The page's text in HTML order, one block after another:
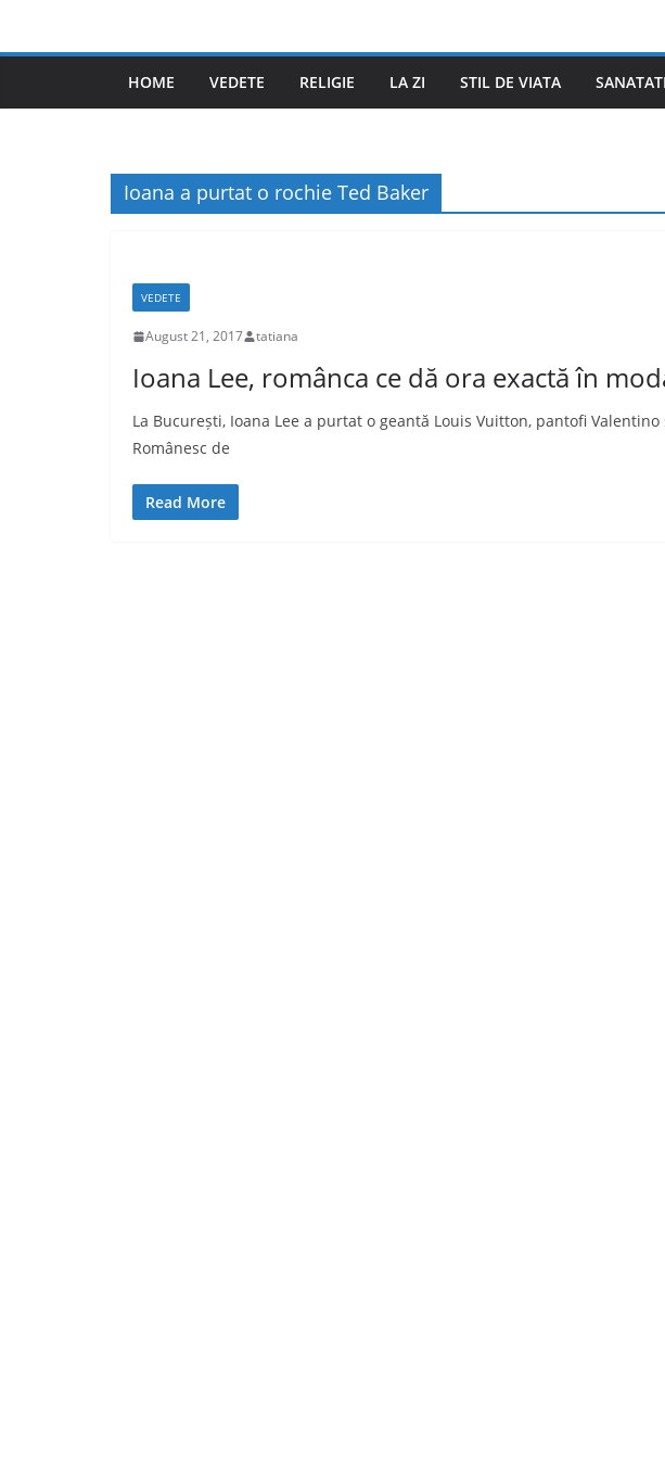
HOME VEDETE RELIGIE LA ZI STIL DE VIATA
Ioana a purtat o rochie Ted Baker
VEDETE
August 21, 2017 tatiana
Ioana Lee, românca ce dă ora exactă în
La București, Ioana Lee a purtat o geantă Louis Vuitton, pantofi
Românesc de
Read More